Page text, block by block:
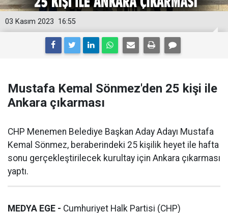
16:55
03 Kasım 2023
Mustafa Kemal Sönmez'den 25 kişi ile
Ankara çıkarması
CHP Menemen Belediye Başkan Aday Adayı Mustafa
Kemal Sönmez, beraberindeki 25 kişilik heyet ile hafta
sonu gerçekleştirilecek kurultay için Ankara çıkarması
yaptı.
MEDYA EGE - Cumhuriyet Halk Partisi (CHP)